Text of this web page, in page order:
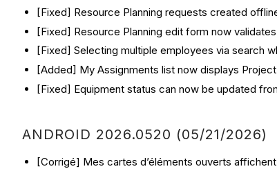
[Fixed] Resource Planning requests created
[Fixed] Resource Planning edit form now
[Fixed] Selecting multiple employees via search
[Added] My Assignments list now displays
[Fixed] Equipment status can now be updated
ANDROID 2026.0520 (05/21/2026)
[Corrigé] Mes cartes d’éléments ouverts